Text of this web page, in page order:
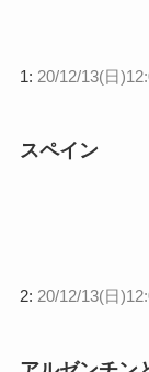
1: 20/12/13(日
スペイン
2: 20/12/13(日